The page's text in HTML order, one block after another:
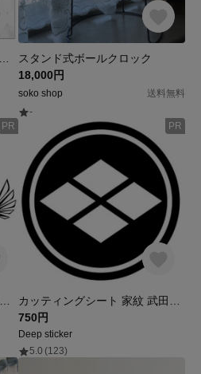
スタンド式ボールクロック
18,000円
soko shop
送料無料
-
PR
PR
750円
Deep sticker
5.0 (123)